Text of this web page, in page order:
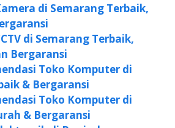
di Semarang Terbaik,
di Semarang Terbaik,
Bergaransi
Toko Komputer di
& Bergaransi
Toko Komputer di
& Bergaransi